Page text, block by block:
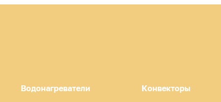
Водонагреватели Конвекторы